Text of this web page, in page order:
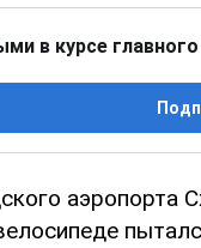
в курсе
аэропорта